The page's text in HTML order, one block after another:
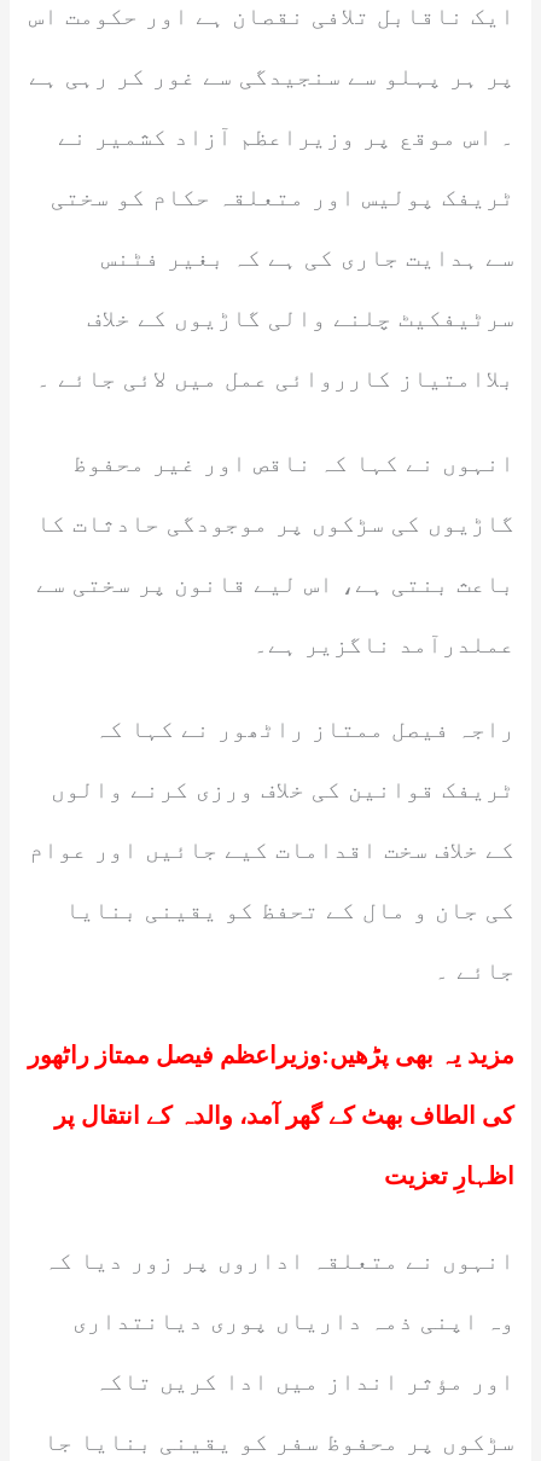
ایک ناقابل تلافی نقصان ہے اور حکومت اس
پر ہر پہلو سے سنجیدگی سے غور کر رہی ہے
۔ اس موقع پر وزیراعظم آزاد کشمیر نے
ٹریفک پولیس اور متعلقہ حکام کو سختی
سے ہدایت جاری کی ہے کہ بغیر فٹنس
سرٹیفکیٹ چلنے والی گاڑیوں کے خلاف
بلاامتیاز کارروائی عمل میں لائی جائے ۔
انہوں نے کہا کہ ناقص اور غیر محفوظ
گاڑیوں کی سڑکوں پر موجودگی حادثات کا
باعث بنتی ہے، اس لیے قانون پر سختی سے
عملدرآمد ناگزیر ہے۔
راجہ فیصل ممتاز راٹھور نے کہا کہ
ٹریفک قوانین کی خلاف ورزی کرنے والوں
کے خلاف سخت اقدامات کیے جائیں اور عوام
کی جان و مال کے تحفظ کو یقینی بنایا
جائے ۔
مزید یہ بھی پڑھیں:وزیراعظم فیصل ممتاز راٹھور
کی الطاف بھٹ کے گھر آمد، والدہ کے انتقال پر
اظہارِ تعزیت
انہوں نے متعلقہ اداروں پر زور دیا کہ
وہ اپنی ذمہ داریاں پوری دیانتداری
اور مؤثر انداز میں ادا کریں تاکہ
سڑکوں پر محفوظ سفر کو یقینی بنایا جا